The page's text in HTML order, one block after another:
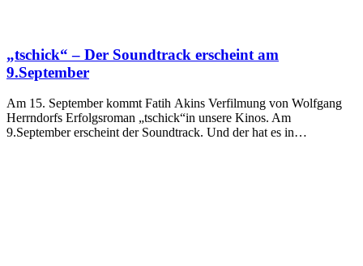
„tschick“ – Der Soundtrack erscheint am
9.September
Am 15. September kommt Fatih Akins Verfilmung von Wolfgang
Herrndorfs Erfolgsroman „tschick“in unsere Kinos. Am
9.September erscheint der Soundtrack. Und der hat es in…